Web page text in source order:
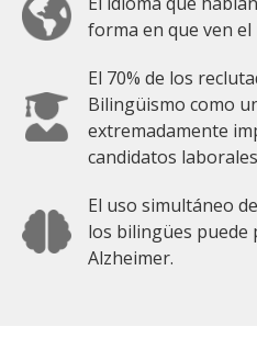
forma en que ven el
El 70% de los
Bilingüismo como
extremadamente
candidatos
El uso simultáneo
los bilingües
Alzheimer.